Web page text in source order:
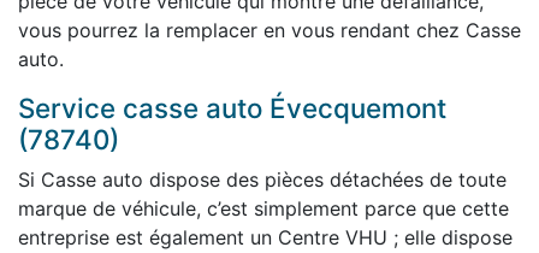
vous pourrez la remplacer en vous rendant chez Casse
auto.
Service casse auto Évecquemont
(78740)
Si Casse auto dispose des pièces détachées de toute
marque de véhicule, c’est simplement parce que cette
entreprise est également un Centre VHU ; elle dispose